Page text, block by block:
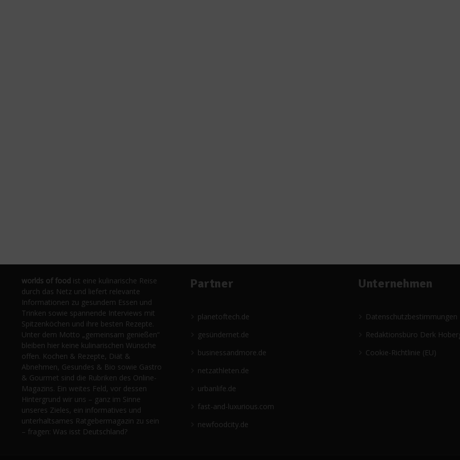
worlds of food ist eine kulinarische Reise
durch das Netz und liefert relevante
Informationen zu gesundem Essen und
Trinken sowie spannende Interviews mit
Spitzenköchen und ihre besten Rezepte.
Unter dem Motto „gemeinsam genießen“
bleiben hier keine kulinarischen Wünsche
offen. Kochen & Rezepte, Diät &
Abnehmen, Gesundes & Bio sowie Gastro
& Gourmet sind die Rubriken des Online-
Magazins. Ein weites Feld, vor dessen
Hintergrund wir uns – ganz im Sinne
unseres Zieles, ein informatives und
unterhaltsames Ratgebermagazin zu sein
– fragen: Was isst Deutschland?
Partner
planetoftech.de
gesündernet.de
businessandmore.de
netzathleten.de
urbanlife.de
fast-and-luxurious.com
newfoodcity.de
Unternehmen
Datenschutzbestimmungen
Redaktionsbüro Derk
Cookie-Richtlinie (EU)